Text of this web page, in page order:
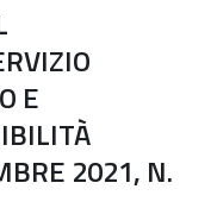
E
2021, N.